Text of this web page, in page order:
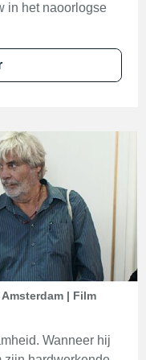
in het naoorlogse
| Film
Wanneer hij